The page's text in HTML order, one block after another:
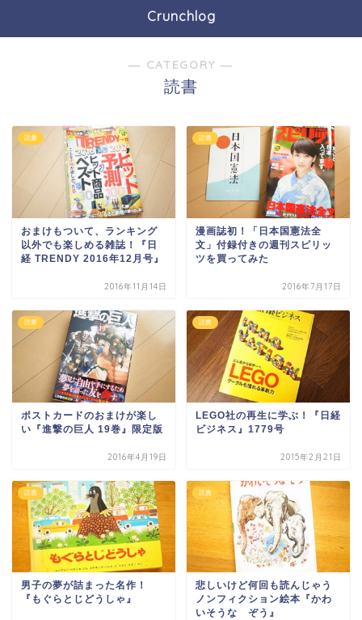
Crunchlog
― CATEGORY ―
読書
読書
おまけもついて、ランキング
以外でも楽しめる雑誌！『日
経 TRENDY 2016年12月号』
2016年11月14日
読書
漫画誌初！「日本国憲法全
文」付録付きの週刊スピリッ
ツを買ってみた
2016年7月17日
読書
ポストカードのおまけが楽し
い『進撃の巨人 19巻』限定版
2016年4月19日
読書
LEGO社の再生に学ぶ！『日経
ビジネス』1779号
2015年2月21日
読書
男子の夢が詰まった名作！
『もぐらとじどうしゃ』
読書
悲しいけど何回も読んじゃう
ノンフィクション絵本『かわ
いそうな ぞう』